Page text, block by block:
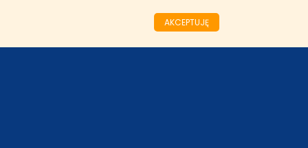
AKCEPTUJĘ